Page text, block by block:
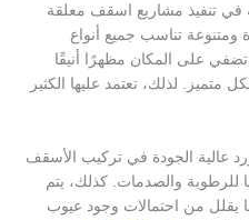
في تنفيذ مشاريع اسقف معلقة
تناسب جميع أنواع
على المكان مظهرًا أنيقًا
متميز. لذلك، تعتمد عليها الكثير
عالية الجودة في تركيب الأسقف
للرطوبة والصدمات. كذلك، يتم
يقلل من احتمالات وجود عيوب